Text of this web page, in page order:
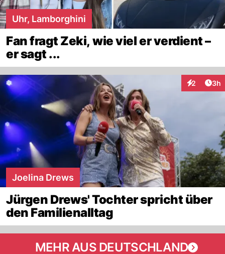
Uhr, Lamborghini
Fan fragt Zeki, wie viel er verdient –
er sagt ...
2 3h
Joelina Drews
Jürgen Drews' Tochter spricht über
den Familienalltag
MEHR AUS DEUTSCHLAND